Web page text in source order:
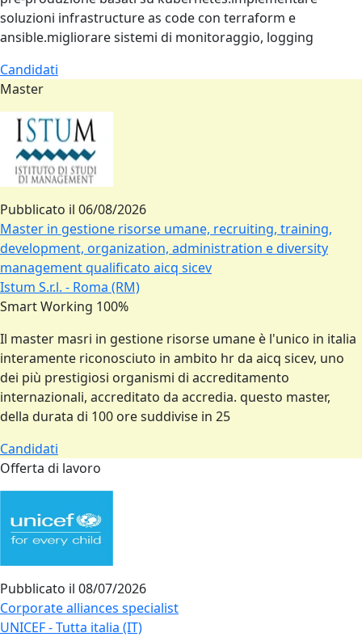
soluzioni infrastructure as code con terraform e
ansible.migliorare sistemi di monitoraggio, logging
Candidati
Master
Pubblicato il 06/08/2026
Master in gestione risorse umane, recruiting, training,
development, organization, administration e diversity
management qualificato aicq sicev
Istum S.r.l. - Roma (RM)
Smart Working 100%
Il master masri in gestione risorse umane è l'unico in italia
interamente riconosciuto in ambito hr da aicq sicev, uno
dei più prestigiosi organismi di accreditamento
internazionali, accreditato da accredia. questo master,
della durata di 100 ore suddivise in 25
Candidati
Offerta di lavoro
Pubblicato il 08/07/2026
Corporate alliances specialist
UNICEF - Tutta italia (IT)